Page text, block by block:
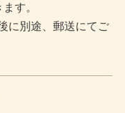
す。
に別途、郵送にてご